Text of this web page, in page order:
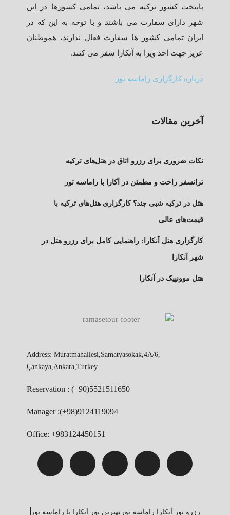
پایتخت کشور ترکیه می باشد، تمامی کشورها در این
شهر دارای سفارت می باشند و با توجه به این که در
ایران تمامی کشور ها سفارت فعال ندارند، هموطنان
عزیز جهت اخذ ویزا به آنکارا سفر می کنند.
درباره کارگزاری راماسه تور
آخرین مقالات
نکات ضروری برای رزرو اتاق در هتل‌های ترکیه
ترانسفر راحت و مطمئن در آکارا با راماسه تور
هتل در ترکیه شبی چند؟ کارگزاری هتل‌های ترکیه با
قیمت‌های عالی
کارگزاری هتل آنکارا: راهنمایی کامل برای رزرو هتل در
شهر آنکارا
هتل موونپیک در آنکارا
Address: Muratmahallesi,Samatyasokak,4A/6,
Çankaya,Ankara,Turkey
Reservation : (+90)5521511650
Manager :(+98)9124119094
Office: +983124450151
رزرو تور آنکارا راماسه تور بهترین تور آنکارا با راماسه تور